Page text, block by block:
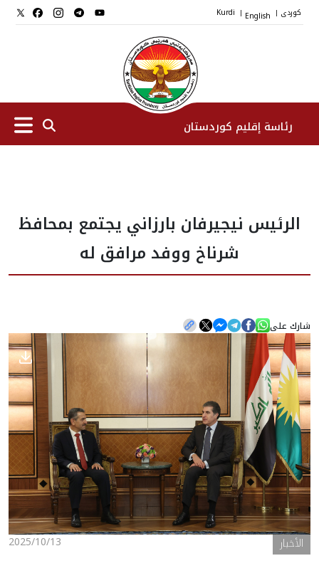
کوردی |
English
|
Kurdi
رئاسة إقليم كوردستان
نواب الرئيس
طاقم الرئاسة
المؤسسات
الأخبار
المعرض
الرئيس نيجيرفان بارزاني يجتمع بمحافظ
شرناخ ووفد مرافق له
شارك على
2025/10/13 الأخبار